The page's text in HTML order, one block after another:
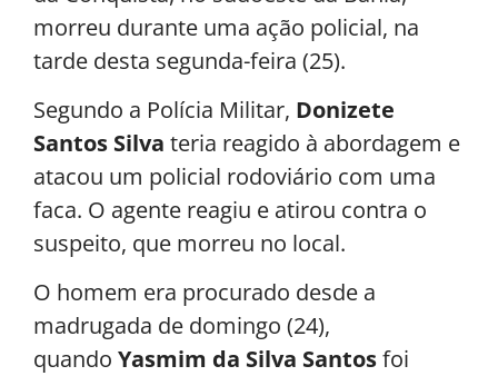
morreu durante uma ação policial, na
tarde desta segunda-feira (25).
Segundo a Polícia Militar, Donizete
Santos Silva teria reagido à abordagem e
atacou um policial rodoviário com uma
faca. O agente reagiu e atirou contra o
suspeito, que morreu no local.
O homem era procurado desde a
madrugada de domingo (24),
quando Yasmim da Silva Santosfoi